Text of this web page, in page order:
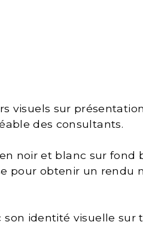
visuels sur
des consultants.
noir et blanc sur fond
pour obtenir un rendu
identité visuelle sur